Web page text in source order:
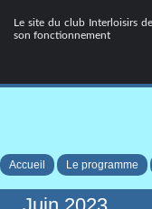
Le site du club Interloisirs
son fonctionnement
Accueil Le programme